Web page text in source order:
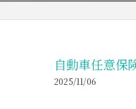
自動車任意保
2025/11/06